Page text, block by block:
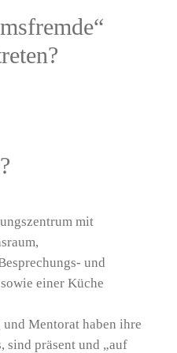
mit
und
einer Küche
Mentorat haben ihre
sind präsent und „auf